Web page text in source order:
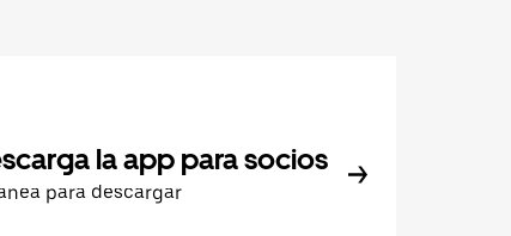
la app para socios
para descargar